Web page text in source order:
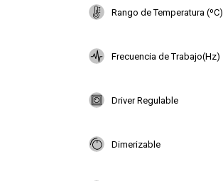
Rango de Temperatura (ºC)
Frecuencia de Trabajo(Hz)
Driver Regulable
Dimerizable